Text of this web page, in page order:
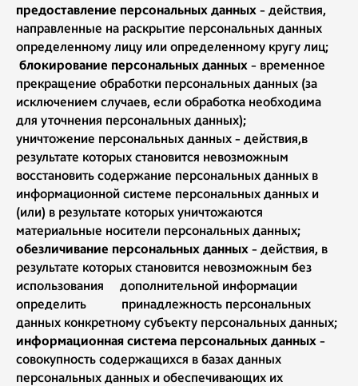
предоставление персональных данных - действия,
направленные на раскрытие персональных данных
определенному лицу или определенному кругу лиц;
блокирование персональных данных - временное
прекращение обработки персональных данных (за
исключением случаев, если обработка необходима
для уточнения персональных данных);
уничтожение персональных данных - действия,в
результате которых становится невозможным
восстановить содержание персональных данных в
информационной системе персональных данных и
(или) в результате которых уничтожаются
материальные носители персональных данных;
обезличивание персональных данных - действия, в
результате которых становится невозможным без
использования дополнительной информации
определить принадлежность персональных
данных конкретному субъекту персональных данных;
информационная система персональных данных -
совокупность содержащихся в базах данных
персональных данных и обеспечивающих их